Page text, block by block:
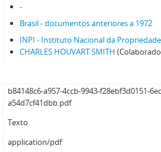
-
Brasil - documentos anteriores a 1972
INPI - Instituto Nacional da
CHARLES HOUVART SMITH
b84148c6-a957-4ccb-9943-f28ebf3d0151-
a54d7cf41dbb.pdf
Texto
application/pdf